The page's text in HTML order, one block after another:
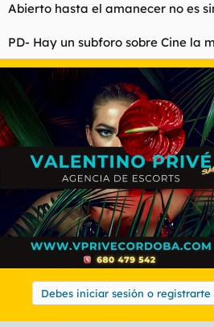
Abierto hasta el amanecer no es
PD- Hay un subforo sobre Cine la
Debes iniciar sesión o